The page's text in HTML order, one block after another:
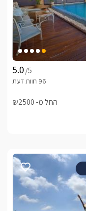
/5
החל מ- ₪2500